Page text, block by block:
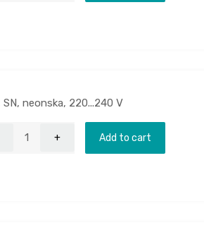
neonska, 220...240 V
Add to cart